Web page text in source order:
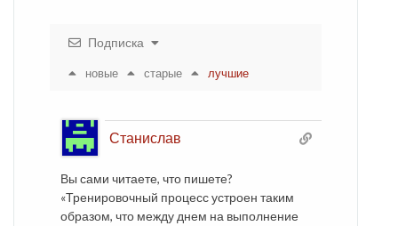
Подписка
новые старые лучшие
Станислав
Вы сами читаете, что пишете?
«Тренировочный процесс устроен таким
образом, что между днем на выполнение